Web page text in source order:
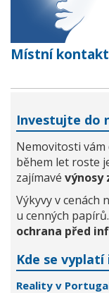
Místní
Investujte do
Nemovitosti
během let roste
zajímavé výnosy
Výkyvy v cenách
u cenných
ochrana před
Kde se
Reality v